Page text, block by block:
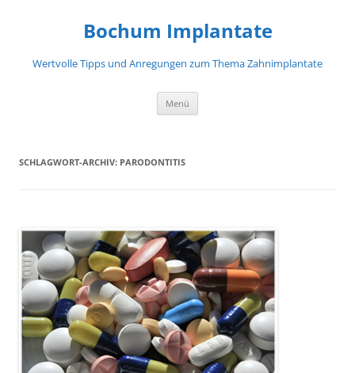
Bochum Implantate
Wertvolle Tipps und Anregungen zum Thema Zahnimplantate
Menü
SCHLAGWORT-ARCHIV: PARODONTITIS